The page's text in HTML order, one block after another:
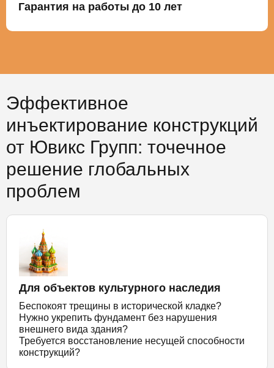
Гарантия на работы до 10 лет
Эффективное
инъектирование конструкций
от Ювикс Групп: точечное
решение глобальных
проблем
Для объектов культурного наследия
Беспокоят трещины в исторической кладке?
Нужно укрепить фундамент без нарушения
внешнего вида здания?
Требуется восстановление несущей способности
конструкций?